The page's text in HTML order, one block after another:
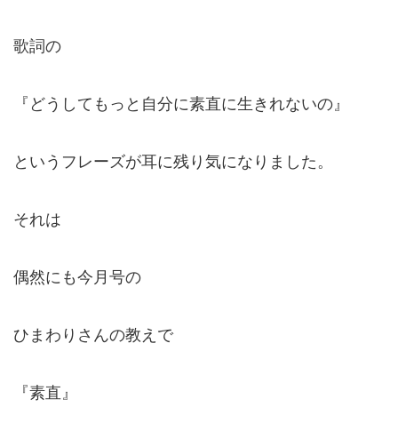
歌詞の
『どうしてもっと自分に素直に生きれないの』
というフレーズが耳に残り気になりました。
それは
偶然にも今月号の
ひまわりさんの教えで
『素直』